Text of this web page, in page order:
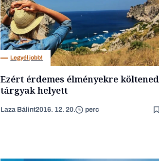
Legyél jobb!
Ezért érdemes élményekre költened
tárgyak helyett
Laza Bálint2016. 12. 20. perc